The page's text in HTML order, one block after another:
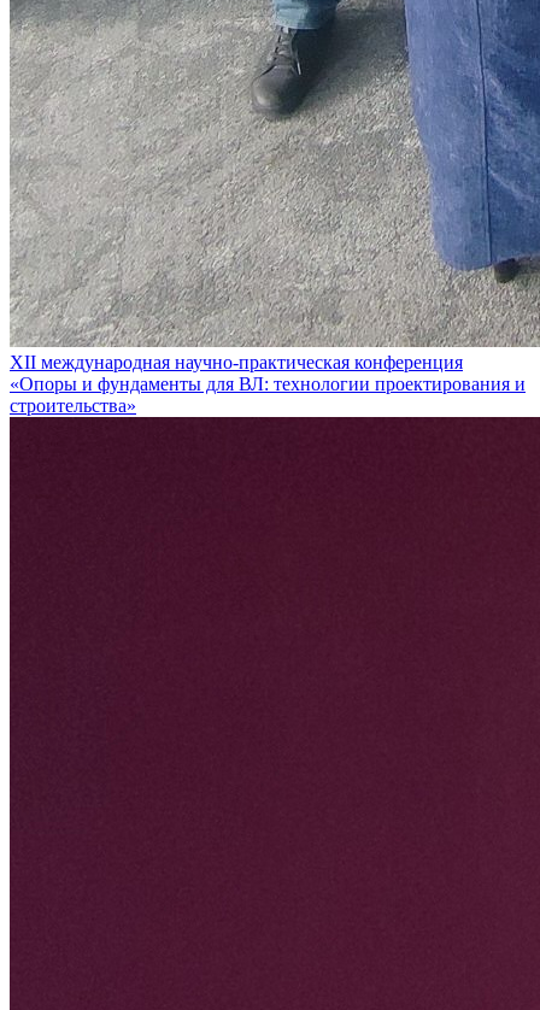
XII международная научно-практическая конференция
«Опоры и фундаменты для ВЛ: технологии проектирования и
строительства»